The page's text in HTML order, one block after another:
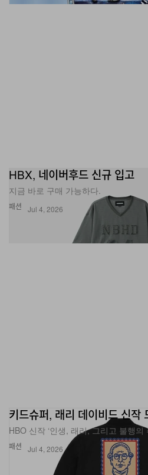
패션
HBX, 네이버후드 신규 입고
지금 바로 구매 가능하다.
Jul 4, 2026
패션
키드슈퍼, 래리 데이비드 신작
HBO 신작 ‘인생, 래리, 그리고 불행의
Jul 4, 2026